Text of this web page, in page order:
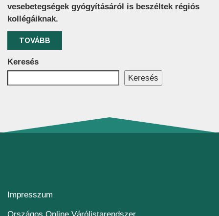
vesebetegségek gyógyításáról is beszéltek régiós
kollégáiknak.
TOVÁBB
Keresés
Keresés
Impresszum
(új ablakban nyílik